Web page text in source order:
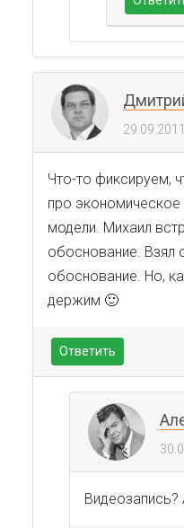
29.09.2011
Что-то фиксируем,
про экономическое
модели. Михаил
обоснование. Взял
обоснование. Но,
держим 🙂
Ответить
Видеозапись?